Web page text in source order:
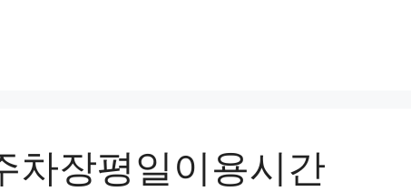
차장평일이용시간